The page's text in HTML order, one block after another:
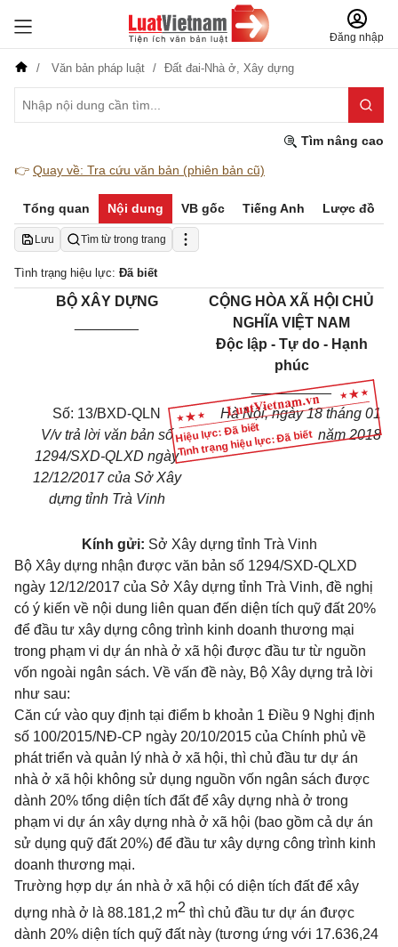
Đăng nhập
Văn bản pháp luật Đất đai-Nhà ở, Xây dựng
Tìm nâng cao
👉 Quay về: Tra cứu văn bản (phiên bản cũ)
Tổng quan Nội dung VB gốc Tiếng Anh Lược đồ
Lưu Tìm từ trong trang
Tình trạng hiệu lực: Đã biết
Hiệu lực: Đã biết
Tình trạng hiệu lực: Đã biết
BỘ XÂY DỰNG
CỘNG HÒA XÃ HỘI CHỦ
NGHĨA VIỆT NAM
Độc lập - Tự do - Hạnh
phúc
__________
Số: 13/BXD-QLN
V/v trả lời văn bản số
1294/SXD-QLXD ngày
12/12/2017 của Sở Xây
dựng tỉnh Trà Vinh
Hà Nội, ngày 18 tháng 01
năm 2018
Kính gửi: Sở Xây dựng tỉnh Trà Vinh
Bộ Xây dựng nhận được văn bản số 1294/SXD-QLXD
ngày 12/12/2017 của Sở Xây dựng tỉnh Trà Vinh, đề nghị
có ý kiến về nội dung liên quan đến diện tích quỹ đất 20%
để đầu tư xây dựng công trình kinh doanh thương mại
trong phạm vi dự án nhà ở xã hội được đầu tư từ nguồn
vốn ngoài ngân sách. Về vấn đề này, Bộ Xây dựng trả lời
như sau:
Căn cứ vào quy định tại điểm b khoản 1 Điều 9 Nghị định
số 100/2015/NĐ-CP ngày 20/10/2015 của Chính phủ về
phát triển và quản lý nhà ở xã hội, thì chủ đầu tư dự án
nhà ở xã hội không sử dụng nguồn vốn ngân sách được
dành 20% tổng diện tích đất để xây dựng nhà ở trong
phạm vi dự án xây dựng nhà ở xã hội (bao gồm cả dự án
sử dụng quỹ đất 20%) để đầu tư xây dựng công trình kinh
doanh thương mại.
Trường hợp dự án nhà ở xã hội có diện tích đất để xây
dựng nhà ở là 88.181,2 m2 thì chủ đầu tư dự án được
dành 20% diện tích quỹ đất này (tương ứng với 17.636,24